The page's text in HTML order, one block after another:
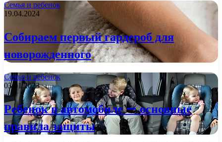
Семья и ребенок
19.04.2024
Собираем первый гардероб для
новорожденного
Семья и ребенок
03.01.2023
Ребенок в автомобиле — основные
правила защиты